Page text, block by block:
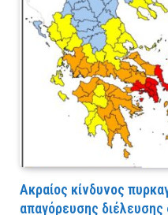
Ακραίος κίνδυνος
απαγόρευσης διέλευσης